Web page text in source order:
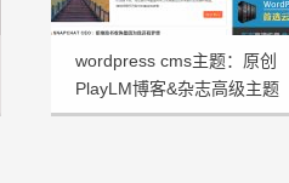
wordpress cms主题：原创
PlayLM博客&杂志高级主题